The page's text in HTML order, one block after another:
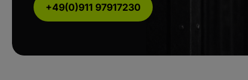
+49(0)911 97917230